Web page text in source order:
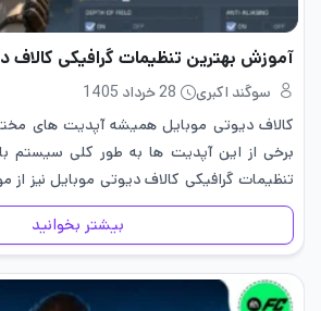
سوگند اکبری
28 خرداد 1405
کالاف دیوتی موبایل همیشه آپدیت های
برخی از این آپدیت ها به طور کلی سیستم
تنظیمات گرافیکی کالاف دیوتی موبایل نیز
است با آپدیت تغییر…
بیشتر بخوانید